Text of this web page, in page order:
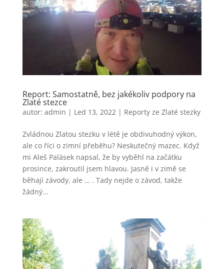
Report: Samostatně, bez jakékoliv podpory na
Zlaté stezce
autor: admin | Led 13, 2022| Reporty ze Zlaté stezky
Zvládnou Zlatou stezku v létě je obdivuhodný výkon,
ale co říci o zimní přeběhu? Neskutečný mazec. Když
mi Aleš Palásek napsal, že by vyběhl na začátku
prosince, zakroutil jsem hlavou. Jasně i v zimě se
běhají závody, ale … . Tady nejde o závod, takže
žádný...